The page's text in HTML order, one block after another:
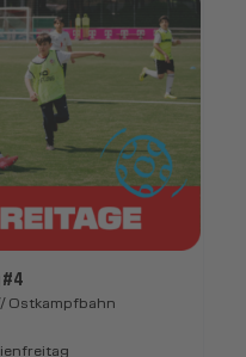
#4
Ostkampfbahn